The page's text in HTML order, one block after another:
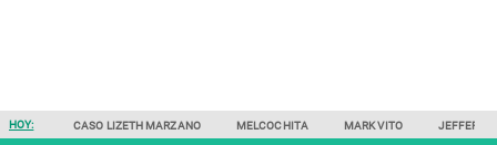
HOY: CASO LIZETH MARZANO MELCOCHITA MARK VITO